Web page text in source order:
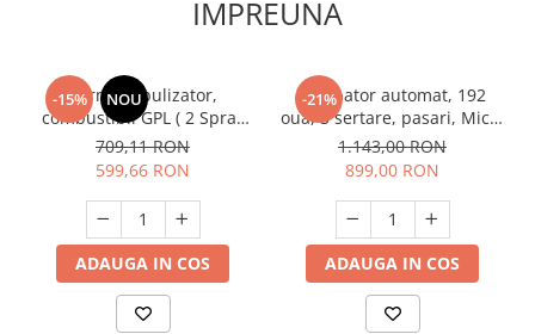
Ventilatoare & Sisteme Racire
Aparate de aer conditionat
Ventilatoare
Incubatoare oua
IMPREUNA
-15% NOU
Termonebulizator,
combustibil GPL ( 2 Spray
incluse ), tratamente
dezinsectie, dezinfectie,
709,11 RON
599,66 RON
ADAUGA IN COS
-21%
Incubator automat, 192
oua, 3 sertare, pasari, Micul
Fermier GF-2102
1.143,00 RON
899,00 RON
ADAUGA IN COS